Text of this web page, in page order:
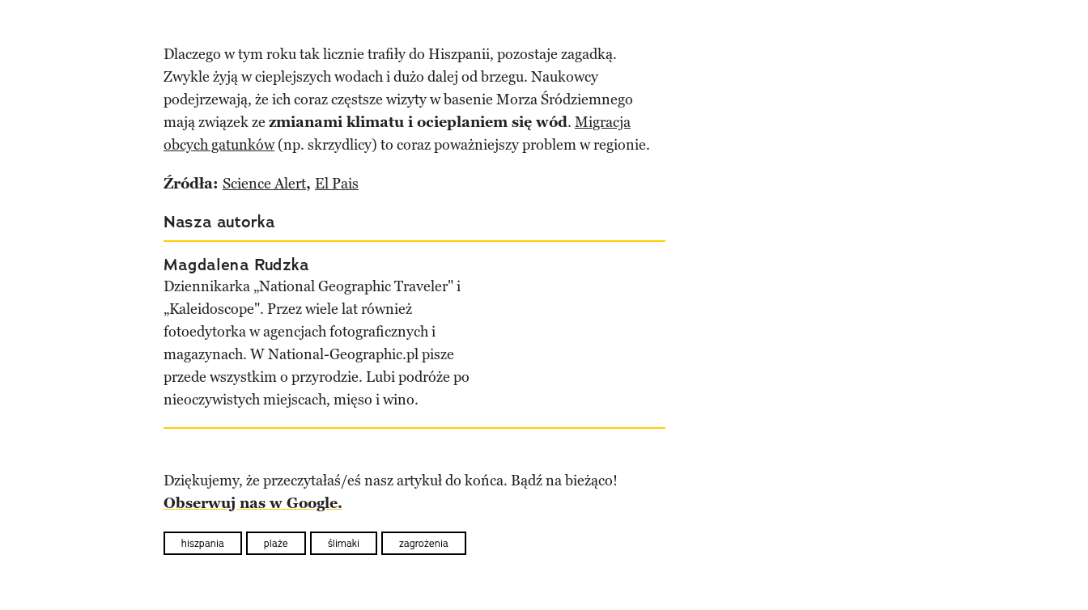
Dlaczego w tym roku tak licznie trafiły do Hiszpanii, pozostaje zagadką.
Zwykle żyją w cieplejszych wodach i dużo dalej od brzegu. Naukowcy
podejrzewają, że ich coraz częstsze wizyty w basenie Morza Śródziemnego
mają związek ze zmianami klimatu i ocieplaniem się wód. Migracja
obcych gatunków(np. skrzydlicy) to coraz poważniejszy problem w regionie.
Źródła: Science Alert, El Pais
Nasza autorka
Magdalena Rudzka
Dziennikarka „National Geographic Traveler" i
„Kaleidoscope". Przez wiele lat również
fotoedytorka w agencjach fotograficznych i
magazynach. W National-Geographic.pl pisze
przede wszystkim o przyrodzie. Lubi podróże po
nieoczywistych miejscach, mięso i wino.
Dziękujemy, że przeczytałaś/eś nasz artykuł do końca. Bądź na bieżąco!
Obserwuj nas w Google.
hiszpania plaże ślimaki zagrożenia